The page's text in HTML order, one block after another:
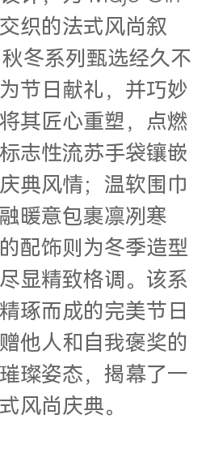
织的法式风尚叙
冬系列甄选经久不
节日献礼，并巧妙
其匠心重塑，点燃
志性流苏手袋镶嵌
典风情；温软围巾
暖意包裹凛冽寒
配饰则为冬季造型
显精致格调。 该系
琢而成的完美节日
他人和自我褒奖的
璨姿态，揭幕了一
风尚庆典。